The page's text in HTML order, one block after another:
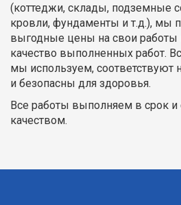
(коттеджи, склады, подземные
кровли, фундаменты и т.д.), мы
выгодные цены на свои работы
качество выполненных работ.
мы используем, соответствуют
и безопасны для здоровья.
Все работы выполняем в срок
качеством.